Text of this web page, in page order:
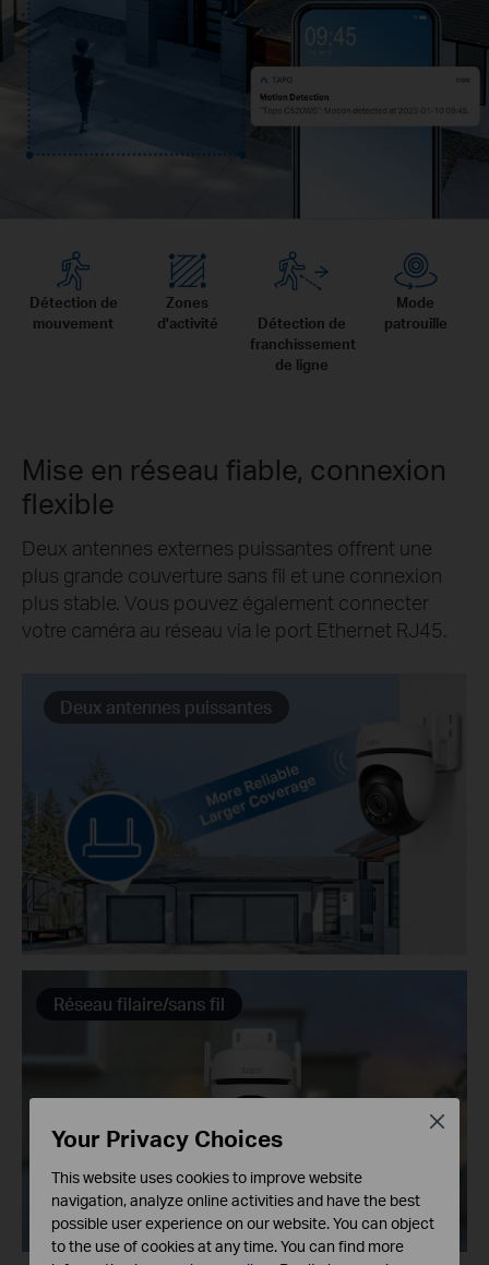
Détection de
mouvement
Zones
d'activité
Détection de
franchissement
de ligne
Mode
patrouille
Mise en réseau fiable, connexion
flexible
Deux antennes externes puissantes offrent une
plus grande couverture sans fil et une connexion
plus stable. Vous pouvez également connecter
votre caméra au réseau via le port Ethernet RJ45.
Deux antennes puissantes
Réseau filaire/sans fil
Your Privacy Choices
This website uses cookies to improve website
navigation, analyze online activities and have the best
possible user experience on our website. You can object
to the use of cookies at any time. You can find more
Close